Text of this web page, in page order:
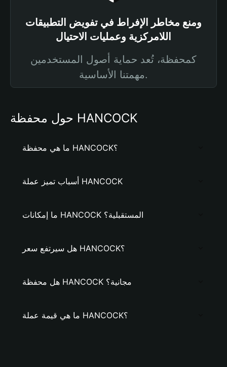
ومنع مخاطر الإفراط في تفويض التطبيقات
اللامركزية وعمليات الاحتيال
كمحفظة، تُعد حماية أصول المستخدمين
مهمتنا الأساسية.
حول محفظة HANCOCK
ما هي محفظة HANCOCK؟
أسباب تميز عملة HANCOCK
ما إمكانات HANCOCK المستقبلية؟
هل سيرتفع سعر HANCOCK؟
هل محفظة HANCOCK مجانية؟
ما هي قيمة عملة HANCOCK؟